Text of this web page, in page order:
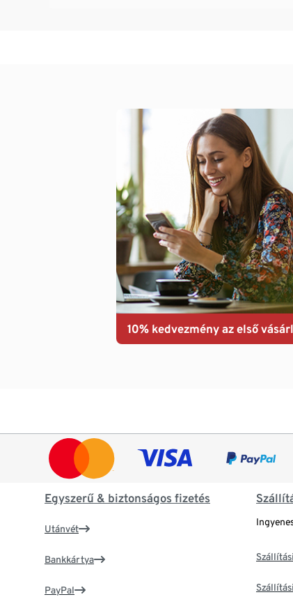
10% kedvezmény az első
Egyszerű & biztonságos fizetés
Utánvét
Bankkártya
PayPal